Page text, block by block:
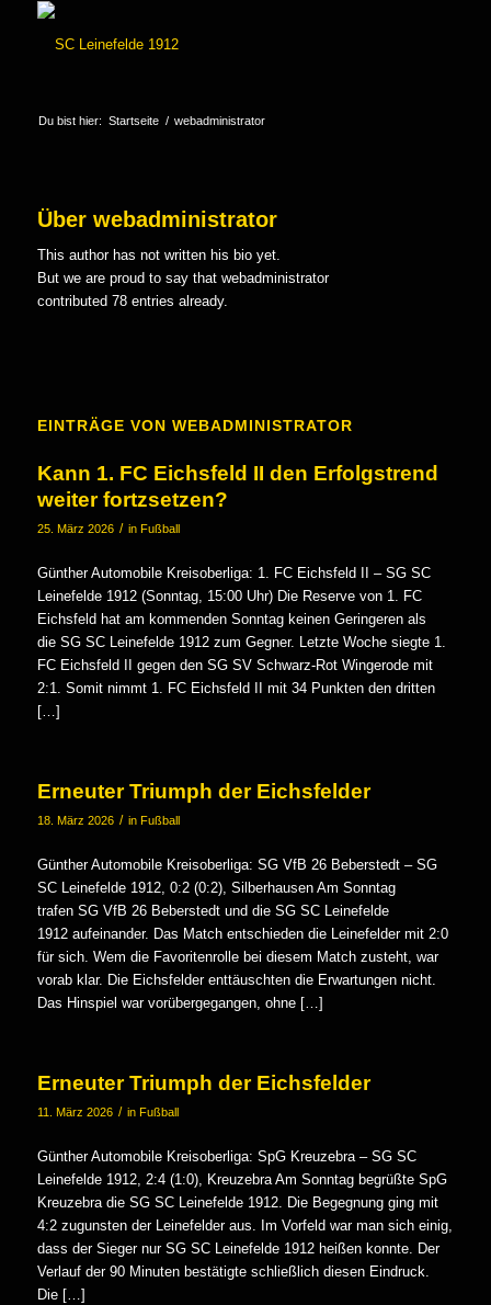
Du bist hier: Startseite / webadministrator
Über webadministrator
This author has not written his bio yet.
But we are proud to say that webadministrator
contributed 78 entries already.
EINTRÄGE VON WEBADMINISTRATOR
Kann 1. FC Eichsfeld II den Erfolgstrend
weiter fortzsetzen?
25. März 2026 / in Fußball
Günther Automobile Kreisoberliga: 1. FC Eichsfeld II – SG SC
Leinefelde 1912 (Sonntag, 15:00 Uhr) Die Reserve von 1. FC
Eichsfeld hat am kommenden Sonntag keinen Geringeren als
die SG SC Leinefelde 1912 zum Gegner. Letzte Woche siegte 1.
FC Eichsfeld II gegen den SG SV Schwarz-Rot Wingerode mit
2:1. Somit nimmt 1. FC Eichsfeld II mit 34 Punkten den dritten
[…]
Erneuter Triumph der Eichsfelder
18. März 2026 / in Fußball
Günther Automobile Kreisoberliga: SG VfB 26 Beberstedt – SG
SC Leinefelde 1912, 0:2 (0:2), Silberhausen Am Sonntag
trafen SG VfB 26 Beberstedt und die SG SC Leinefelde
1912 aufeinander. Das Match entschieden die Leinefelder mit 2:0
für sich. Wem die Favoritenrolle bei diesem Match zusteht, war
vorab klar. Die Eichsfelder enttäuschten die Erwartungen nicht.
Das Hinspiel war vorübergegangen, ohne […]
Erneuter Triumph der Eichsfelder
11. März 2026 / in Fußball
Günther Automobile Kreisoberliga: SpG Kreuzebra – SG SC
Leinefelde 1912, 2:4 (1:0), Kreuzebra Am Sonntag begrüßte SpG
Kreuzebra die SG SC Leinefelde 1912. Die Begegnung ging mit
4:2 zugunsten der Leinefelder aus. Im Vorfeld war man sich einig,
dass der Sieger nur SG SC Leinefelde 1912 heißen konnte. Der
Verlauf der 90 Minuten bestätigte schließlich diesen Eindruck.
Die […]